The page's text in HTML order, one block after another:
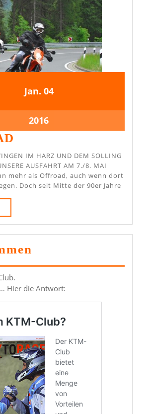
Jan.4.
2016
044.
20164.
Januar
ROAD
AUSFAHRT AM 7./8. MAI
mehr als Offroad, auch wenn dort
Doch seit Mitte der 90er Jahre
Hier die Antwort: